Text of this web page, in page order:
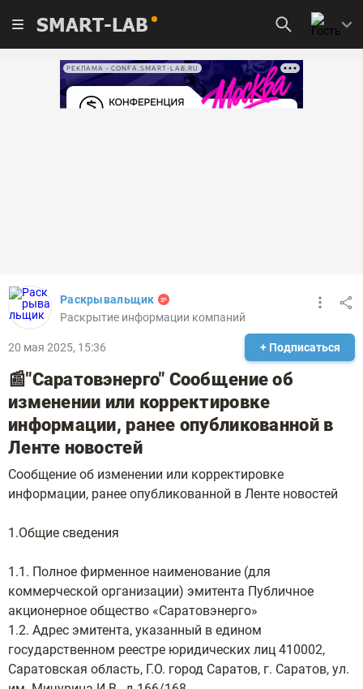
SMART-LAB
РЕКЛАМА • CONFA.SMART-LAB.RU
Раскрывальщик
Раскрытие информации компаний
20 мая 2025, 15:36 + Подписаться
📰"Саратовэнерго" Сообщение об
изменении или корректировке
информации, ранее опубликованной в
Ленте новостей
Сообщение об изменении или корректировке
информации, ранее опубликованной в Ленте новостей
1.Общие сведения
1.1. Полное фирменное наименование (для
коммерческой организации) эмитента Публичное
акционерное общество «Саратовэнерго»
1.2. Адрес эмитента, указанный в едином
государственном реестре юридических лиц 410002,
Саратовская область, Г.О. город Саратов, г. Саратов, ул.